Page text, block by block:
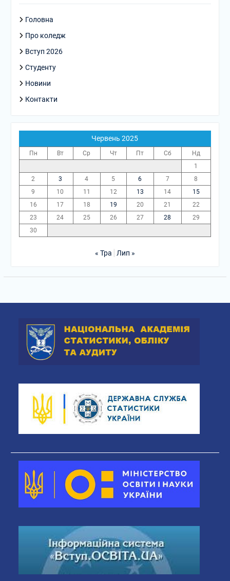
Головна
Про коледж
Вступ 2026
Студенту
Новини
Контакти
Червень 2025
Пн Вт Ср Чт Пт Сб
Нд
1
2
3 4 5 6 7
8
9
10 11 12 13 14
15
16
17 18 19 20 21
22
23
24 25 26 27 28
29
30
« Тра Лип »